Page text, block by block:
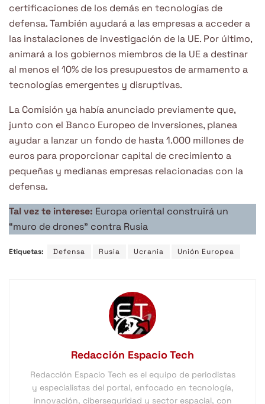
certificaciones de los demás en tecnologías de
defensa. También ayudará a las empresas a acceder a
las instalaciones de investigación de la UE. Por último,
animará a los gobiernos miembros de la UE a destinar
al menos el 10% de los presupuestos de armamento a
tecnologías emergentes y disruptivas.
La Comisión ya había anunciado previamente que,
junto con el Banco Europeo de Inversiones, planea
ayudar a lanzar un fondo de hasta 1.000 millones de
euros para proporcionar capital de crecimiento a
pequeñas y medianas empresas relacionadas con la
defensa.
Tal vez te interese: Europa oriental construirá un
“muro de drones” contra Rusia
Etiquetas: Defensa Rusia Ucrania Unión Europea
Redacción Espacio Tech
Redacción Espacio Tech es el equipo de periodistas
y especialistas del portal, enfocado en tecnología,
innovación, ciberseguridad y sector espacial, con